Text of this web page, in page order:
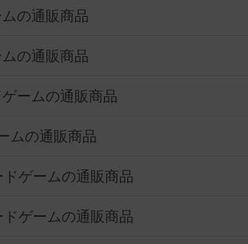
の通販商品
の通販商品
ームの通販商品
ムの通販商品
ゲームの通販商品
ゲームの通販商品